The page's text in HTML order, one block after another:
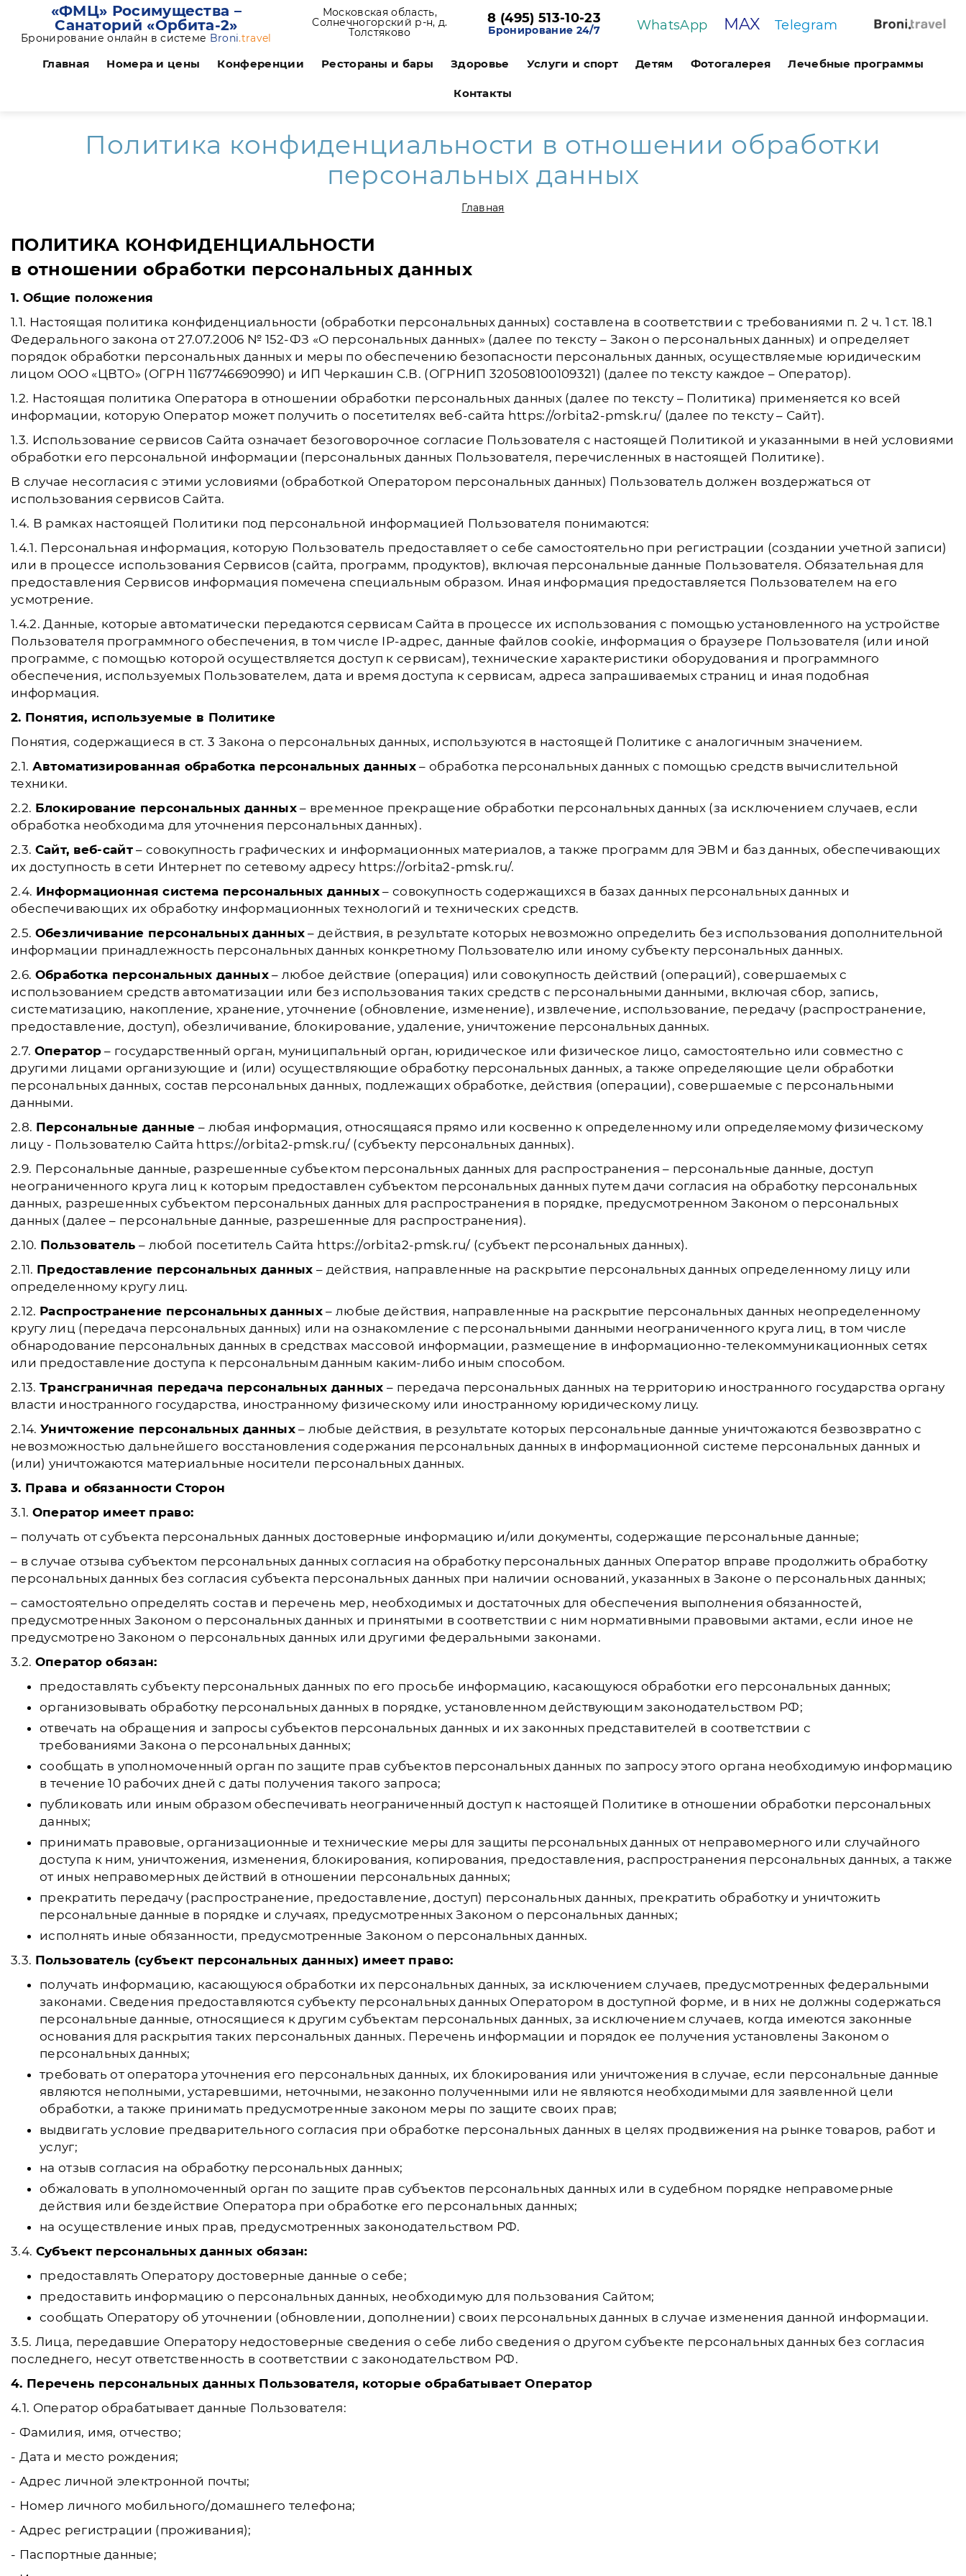
«ФМЦ» Росимущества –
Санаторий «Орбита-2»
Бронирование онлайн в системе Broni.travel
Московская область,
Солнечногорский р-н, д.
Толстяково
8 (495) 513-10-23
Бронирование 24/7 WhatsApp MAX Telegram
Главная Номера и цены Конференции Рестораны и бары Здоровье Услуги и спорт Детям Фотогалерея Лечебные программы
Контакты
Политика конфиденциальности в отношении обработки
персональных данных
Главная
ПОЛИТИКА КОНФИДЕНЦИАЛЬНОСТИ
в отношении обработки персональных данных
1. Общие положения
1.1. Настоящая политика конфиденциальности (обработки персональных данных) составлена в соответствии с требованиями п. 2 ч. 1 ст. 18.1
Федерального закона от 27.07.2006 № 152-ФЗ «О персональных данных» (далее по тексту – Закон о персональных данных) и определяет
порядок обработки персональных данных и меры по обеспечению безопасности персональных данных, осуществляемые юридическим
лицом ООО «ЦВТО» (ОГРН 1167746690990) и ИП Черкашин С.В. (ОГРНИП 320508100109321) (далее по тексту каждое – Оператор).
1.2. Настоящая политика Оператора в отношении обработки персональных данных (далее по тексту – Политика) применяется ко всей
информации, которую Оператор может получить о посетителях веб-сайта https://orbita2-pmsk.ru/ (далее по тексту – Сайт).
1.3. Использование сервисов Сайта означает безоговорочное согласие Пользователя с настоящей Политикой и указанными в ней условиями
обработки его персональной информации (персональных данных Пользователя, перечисленных в настоящей Политике).
В случае несогласия с этими условиями (обработкой Оператором персональных данных) Пользователь должен воздержаться от
использования сервисов Сайта.
1.4. В рамках настоящей Политики под персональной информацией Пользователя понимаются:
1.4.1. Персональная информация, которую Пользователь предоставляет о себе самостоятельно при регистрации (создании учетной записи)
или в процессе использования Сервисов (сайта, программ, продуктов), включая персональные данные Пользователя. Обязательная для
предоставления Сервисов информация помечена специальным образом. Иная информация предоставляется Пользователем на его
усмотрение.
1.4.2. Данные, которые автоматически передаются сервисам Сайта в процессе их использования с помощью установленного на устройстве
Пользователя программного обеспечения, в том числе IP-адрес, данные файлов cookie, информация о браузере Пользователя (или иной
программе, с помощью которой осуществляется доступ к сервисам), технические характеристики оборудования и программного
обеспечения, используемых Пользователем, дата и время доступа к сервисам, адреса запрашиваемых страниц и иная подобная
информация.
2. Понятия, используемые в Политике
Понятия, содержащиеся в ст. 3 Закона о персональных данных, используются в настоящей Политике с аналогичным значением.
2.1. Автоматизированная обработка персональных данных– обработка персональных данных с помощью средств вычислительной
техники.
2.2. Блокирование персональных данных– временное прекращение обработки персональных данных (за исключением случаев, если
обработка необходима для уточнения персональных данных).
2.3. Сайт, веб-сайт – совокупность графических и информационных материалов, а также программ для ЭВМ и баз данных, обеспечивающих
их доступность в сети Интернет по сетевому адресу https://orbita2-pmsk.ru/.
2.4. Информационная система персональных данных – совокупность содержащихся в базах данных персональных данных и
обеспечивающих их обработку информационных технологий и технических средств.
2.5. Обезличивание персональных данных – действия, в результате которых невозможно определить без использования дополнительной
информации принадлежность персональных данных конкретному Пользователю или иному субъекту персональных данных.
2.6. Обработка персональных данных– любое действие (операция) или совокупность действий (операций), совершаемых с
использованием средств автоматизации или без использования таких средств с персональными данными, включая сбор, запись,
систематизацию, накопление, хранение, уточнение (обновление, изменение), извлечение, использование, передачу (распространение,
предоставление, доступ), обезличивание, блокирование, удаление, уничтожение персональных данных.
2.7. Оператор – государственный орган, муниципальный орган, юридическое или физическое лицо, самостоятельно или совместно с
другими лицами организующие и (или) осуществляющие обработку персональных данных, а также определяющие цели обработки
персональных данных, состав персональных данных, подлежащих обработке, действия (операции), совершаемые с персональными
данными.
2.8. Персональные данные – любая информация, относящаяся прямо или косвенно к определенному или определяемому физическому
лицу - Пользователю Сайта https://orbita2-pmsk.ru/ (субъекту персональных данных).
2.9. Персональные данные, разрешенные субъектом персональных данных для распространения – персональные данные, доступ
неограниченного круга лиц к которым предоставлен субъектом персональных данных путем дачи согласия на обработку персональных
данных, разрешенных субъектом персональных данных для распространения в порядке, предусмотренном Законом о персональных
данных (далее – персональные данные, разрешенные для распространения).
2.10. Пользователь – любой посетитель Сайта https://orbita2-pmsk.ru/ (субъект персональных данных).
2.11. Предоставление персональных данных – действия, направленные на раскрытие персональных данных определенному лицу или
определенному кругу лиц.
2.12. Распространение персональных данных – любые действия, направленные на раскрытие персональных данных неопределенному
кругу лиц (передача персональных данных) или на ознакомление с персональными данными неограниченного круга лиц, в том числе
обнародование персональных данных в средствах массовой информации, размещение в информационно-телекоммуникационных сетях
или предоставление доступа к персональным данным каким-либо иным способом.
2.13. Трансграничная передача персональных данных – передача персональных данных на территорию иностранного государства органу
власти иностранного государства, иностранному физическому или иностранному юридическому лицу.
2.14. Уничтожение персональных данных– любые действия, в результате которых персональные данные уничтожаются безвозвратно с
невозможностью дальнейшего восстановления содержания персональных данных в информационной системе персональных данных и
(или) уничтожаются материальные носители персональных данных.
3. Права и обязанности Сторон
3.1. Оператор имеет право:
– получать от субъекта персональных данных достоверные информацию и/или документы, содержащие персональные данные;
– в случае отзыва субъектом персональных данных согласия на обработку персональных данных Оператор вправе продолжить обработку
персональных данных без согласия субъекта персональных данных при наличии оснований, указанных в Законе о персональных данных;
– самостоятельно определять состав и перечень мер, необходимых и достаточных для обеспечения выполнения обязанностей,
предусмотренных Законом о персональных данных и принятыми в соответствии с ним нормативными правовыми актами, если иное не
предусмотрено Законом о персональных данных или другими федеральными законами.
3.2. Оператор обязан:
предоставлять субъекту персональных данных по его просьбе информацию, касающуюся обработки его персональных данных;
организовывать обработку персональных данных в порядке, установленном действующим законодательством РФ;
отвечать на обращения и запросы субъектов персональных данных и их законных представителей в соответствии с
требованиями Закона о персональных данных;
сообщать в уполномоченный орган по защите прав субъектов персональных данных по запросу этого органа необходимую информацию
в течение 10 рабочих дней с даты получения такого запроса;
публиковать или иным образом обеспечивать неограниченный доступ к настоящей Политике в отношении обработки персональных
данных;
принимать правовые, организационные и технические меры для защиты персональных данных от неправомерного или случайного
доступа к ним, уничтожения, изменения, блокирования, копирования, предоставления, распространения персональных данных, а также
от иных неправомерных действий в отношении персональных данных;
прекратить передачу (распространение, предоставление, доступ) персональных данных, прекратить обработку и уничтожить
персональные данные в порядке и случаях, предусмотренных Законом о персональных данных;
исполнять иные обязанности, предусмотренные Законом о персональных данных.
3.3. Пользователь (субъект персональных данных) имеет право:
получать информацию, касающуюся обработки их персональных данных, за исключением случаев, предусмотренных федеральными
законами. Сведения предоставляются субъекту персональных данных Оператором в доступной форме, и в них не должны содержаться
персональные данные, относящиеся к другим субъектам персональных данных, за исключением случаев, когда имеются законные
основания для раскрытия таких персональных данных. Перечень информации и порядок ее получения установлены Законом о
персональных данных;
требовать от оператора уточнения его персональных данных, их блокирования или уничтожения в случае, если персональные данные
являются неполными, устаревшими, неточными, незаконно полученными или не являются необходимыми для заявленной цели
обработки, а также принимать предусмотренные законом меры по защите своих прав;
выдвигать условие предварительного согласия при обработке персональных данных в целях продвижения на рынке товаров, работ и
услуг;
на отзыв согласия на обработку персональных данных;
обжаловать в уполномоченный орган по защите прав субъектов персональных данных или в судебном порядке неправомерные
действия или бездействие Оператора при обработке его персональных данных;
на осуществление иных прав, предусмотренных законодательством РФ.
3.4. Субъект персональных данных обязан:
предоставлять Оператору достоверные данные о себе;
предоставить информацию о персональных данных, необходимую для пользования Сайтом;
сообщать Оператору об уточнении (обновлении, дополнении) своих персональных данных в случае изменения данной информации.
3.5. Лица, передавшие Оператору недостоверные сведения о себе либо сведения о другом субъекте персональных данных без согласия
последнего, несут ответственность в соответствии с законодательством РФ.
4. Перечень персональных данных Пользователя, которые обрабатывает Оператор
4.1. Оператор обрабатывает данные Пользователя:
- Фамилия, имя, отчество;
- Дата и место рождения;
- Адрес личной электронной почты;
- Номер личного мобильного/домашнего телефона;
- Адрес регистрации (проживания);
- Паспортные данные;